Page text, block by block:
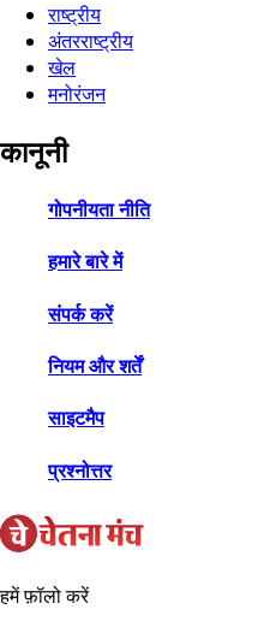
राष्ट्रीय
अंतरराष्ट्रीय
खेल
मनोरंजन
कानूनी
गोपनीयता नीति
हमारे बारे में
संपर्क करें
नियम और शर्तें
साइटमैप
प्रश्नोत्तर
हमें फ़ॉलो करें